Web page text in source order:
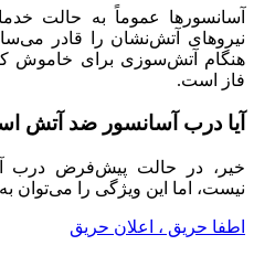
آسانسورها عموماً به حالت
نیروهای آتش‌نشان را قادر
فاز است.
آیا درب آسانسور ضد آتش
خیر، در حالت پیش‌فرض درب
نیست، اما این ویژگی را می‌توان
اطفا حریق ، اعلان حریق